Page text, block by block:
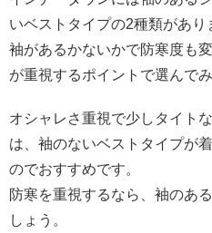
いベストタイプの2種類があり
袖があるかないかで防寒度も
が重視するポイントで選んで
オシャレさ重視で少しタイト
は、袖のないベストタイプが
のでおすすめです。
防寒を重視するなら、袖のあ
しょう。